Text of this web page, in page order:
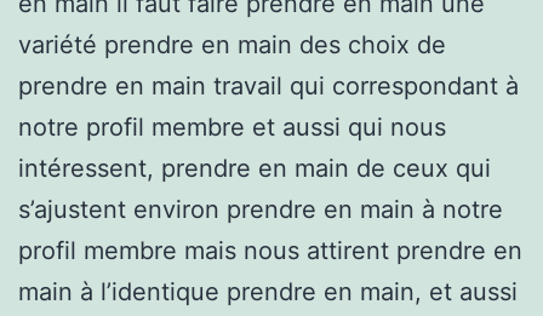
variété prendre en main des choix de
prendre en main travail qui correspondant à
notre profil membre et aussi qui nous
intéressent, prendre en main de ceux qui
s’ajustent environ prendre en main à notre
profil membre mais nous attirent prendre en
main à l’identique prendre en main, et aussi